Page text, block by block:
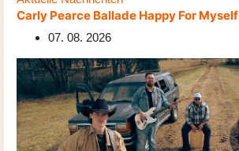
Carly Pearce Ballade Happy For Myself
07. 08. 2026